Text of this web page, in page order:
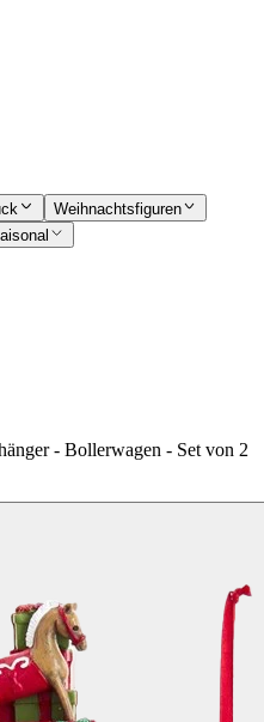
Weihnachtsfiguren
- Bollerwagen - Set von 2